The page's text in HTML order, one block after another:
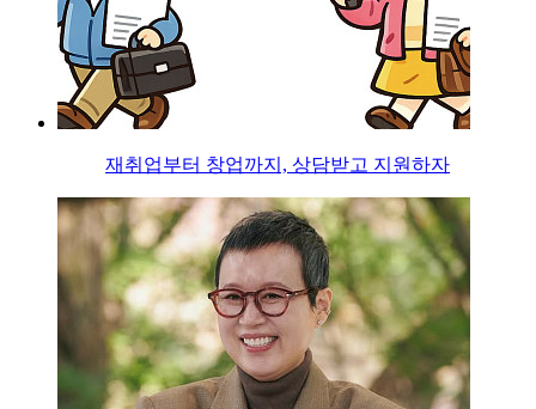
재취업부터 창업까지, 상담받고 지원하자